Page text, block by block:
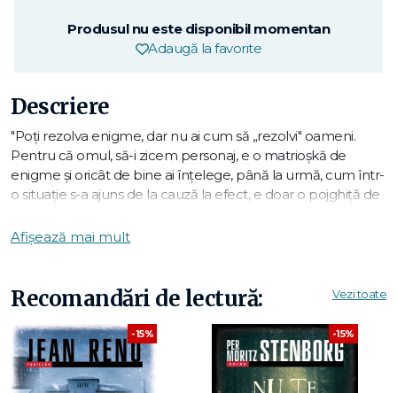
Produsul nu este disponibil momentan
Adaugă la favorite
Descriere
"Poți rezolva enigme, dar nu ai cum să „rezolvi" oameni.
Pentru că omul, să-i zicem personaj, e o matrioșkă de
enigme și oricât de bine ai înțelege, până la urmă, cum într-
o situație s-a ajuns de la cauză la efect, e doar o pojghiță de
foarte rece.
unui pictor de boabe de orez personaje atât de verosimile,
de palpabile, încât le simți respirația, parfumul, le trăiești
stările, chiar și atunci când n-ai vrea deloc asta, dându-ți
senzația că aceste personaje au scris singure povestea asta
extraordinară, deci, și tu. Or, asta se numește arta de a scrie
un roman." —Ana Barton, scriitoare
Afișează mai mult
Recomandări de lectură: Vezi toate
-15% -15%